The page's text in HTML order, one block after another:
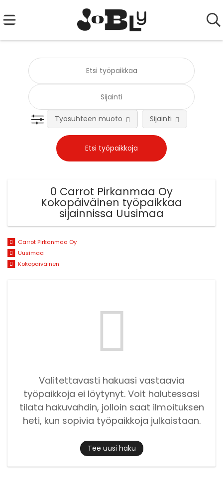
Työsuhteen muoto Sijainti
0 Carrot Pirkanmaa Oy
Kokopäiväinen työpaikkaa
sijainnissa Uusimaa
Carrot Pirkanmaa Oy
Uusimaa
Kokopäiväinen
Valitettavasti hakuasi vastaavia
työpaikkoja ei löytynyt. Voit halutessasi
tilata hakuvahdin, jolloin saat ilmoituksen
heti, kun sopivia työpaikkoja julkaistaan.
Tee uusi haku